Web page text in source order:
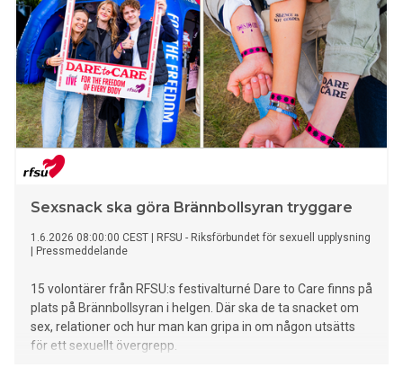
Sexsnack ska göra Brännbollsyran tryggare
1.6.2026 08:00:00 CEST
RFSU - Riksförbundet för sexuell upplysning
Pressmeddelande
15 volontärer från RFSU:s festivalturné Dare to Care finns på
plats på Brännbollsyran i helgen. Där ska de ta snacket om
sex, relationer och hur man kan gripa in om någon utsätts
för ett sexuellt övergrepp.